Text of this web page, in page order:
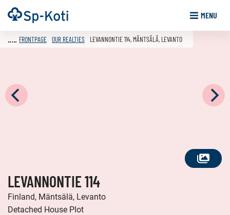
Go
to
Frontpage MENU
SEE
FRONTPAGE OUR REALTIES LEVANNONTIE 114, MÄNTSÄLÄ, LEVANTO
LEVANNONTIE 114
Finland, Mäntsälä, Levanto
Detached House Plot